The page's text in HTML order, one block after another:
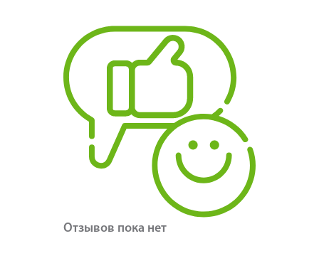
Отзывов пока нет